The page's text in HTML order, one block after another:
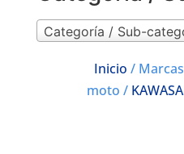
Categoría / Sub-
Inicio /
moto /